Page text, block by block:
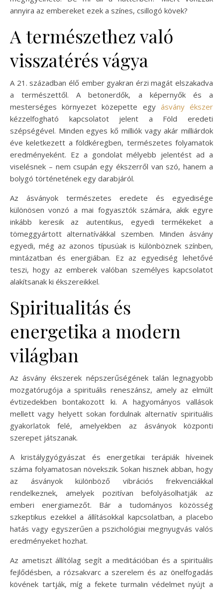
annyira az embereket ezek a színes, csillogó kövek?
A természethez való
visszatérés vágya
A 21. században élő ember gyakran érzi magát elszakadva
a természettől. A betonerdők, a képernyők és a
mesterséges környezet közepette egy ásvány ékszer
kézzelfogható kapcsolatot jelent a Föld eredeti
szépségével. Minden egyes kő milliók vagy akár milliárdok
éve keletkezett a földkéregben, természetes folyamatok
eredményeként. Ez a gondolat mélyebb jelentést ad a
viselésnek – nem csupán egy ékszerről van szó, hanem a
bolygó történetének egy darabjáról.
Az ásványok természetes eredete és egyedisége
különösen vonzó a mai fogyasztók számára, akik egyre
inkább keresik az autentikus, egyedi termékeket a
tömeggyártott alternatívákkal szemben. Minden ásvány
egyedi, még az azonos típusúak is különböznek színben,
mintázatban és energiában. Ez az egyediség lehetővé
teszi, hogy az emberek valóban személyes kapcsolatot
alakítsanak ki ékszereikkel.
Spiritualitás és
energetika a modern
világban
Az ásvány ékszerek népszerűségének talán legnagyobb
mozgatórugója a spirituális reneszánsz, amely az elmúlt
évtizedekben bontakozott ki. A hagyományos vallások
mellett vagy helyett sokan fordulnak alternatív spirituális
gyakorlatok felé, amelyekben az ásványok központi
szerepet játszanak.
A kristálygyógyászat és energetikai terápiák híveinek
száma folyamatosan növekszik. Sokan hisznek abban, hogy
az ásványok különböző vibrációs frekvenciákkal
rendelkeznek, amelyek pozitívan befolyásolhatják az
emberi energiamezőt. Bár a tudományos közösség
szkeptikus ezekkel a állításokkal kapcsolatban, a placebo
hatás vagy egyszerűen a pszichológiai megnyugvás valós
eredményeket hozhat.
Az ametiszt állítólag segít a meditációban és a spirituális
fejlődésben, a rózsakvarc a szerelem és az önelfogadás
kövének tartják, míg a fekete turmalin védelmet nyújt a